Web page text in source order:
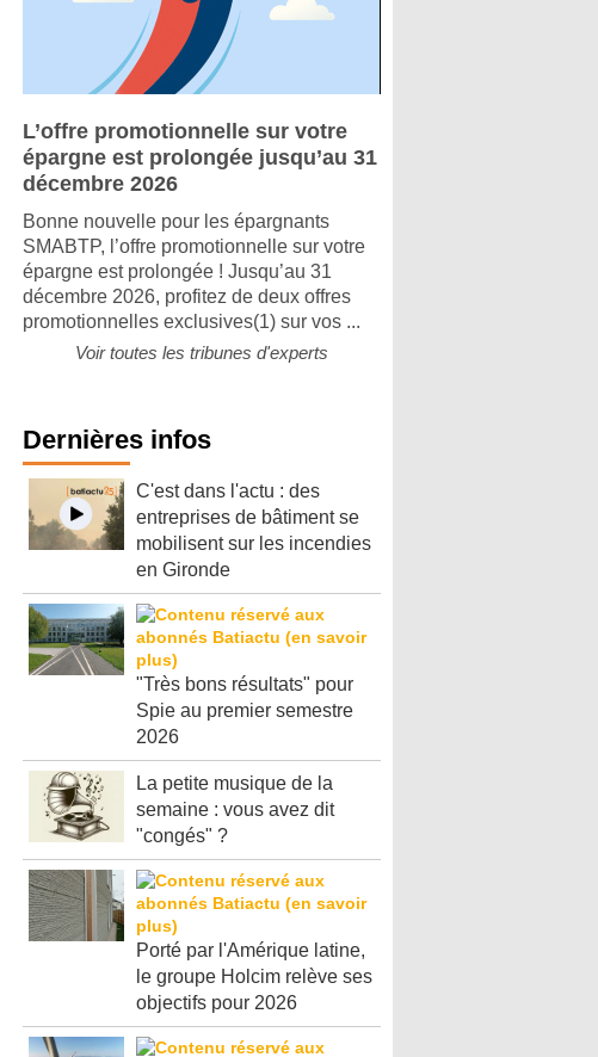
L’offre promotionnelle sur votre
épargne est prolongée jusqu’au 31
décembre 2026
Bonne nouvelle pour les épargnants
SMABTP, l’offre promotionnelle sur votre
épargne est prolongée ! Jusqu’au 31
décembre 2026, profitez de deux offres
promotionnelles exclusives(1) sur vos ...
Voir toutes les tribunes d'experts
Dernières infos
C'est dans l'actu : des
entreprises de bâtiment se
mobilisent sur les incendies
en Gironde
"Très bons résultats" pour
Spie au premier semestre
2026
La petite musique de la
semaine : vous avez dit
"congés" ?
Porté par l'Amérique latine,
le groupe Holcim relève ses
objectifs pour 2026